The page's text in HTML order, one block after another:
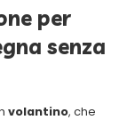
per
senza
volantino, che